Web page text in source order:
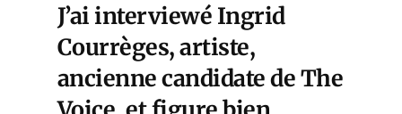
J’ai interviewé Ingrid
Courrèges, artiste,
ancienne candidate de The